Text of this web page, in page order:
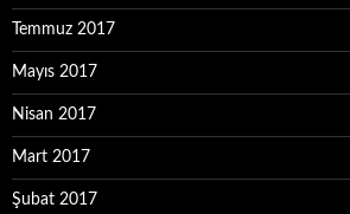
Temmuz 2017
Mayıs 2017
Nisan 2017
Mart 2017
Şubat 2017